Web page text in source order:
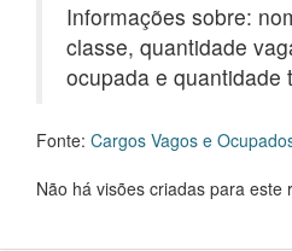
Informações sobre:
classe, quantidade
ocupada e quantidade
Fonte: Cargos Vagos e
Não há visões criadas para este